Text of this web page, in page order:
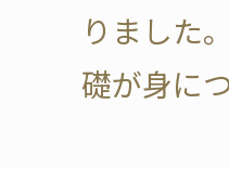
りました
礎が身に